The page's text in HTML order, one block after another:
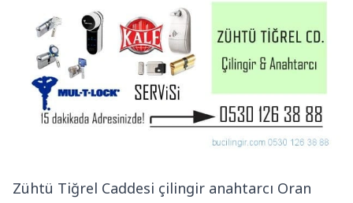
Zühtü Tiğrel Caddesi çilingir anahtarcı Oran